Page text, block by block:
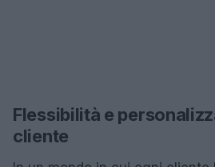
Flessibilità e
cliente